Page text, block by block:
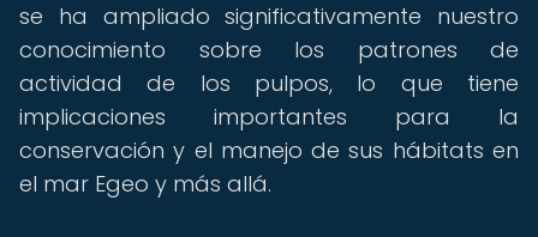
se ha ampliado significativamente nuestro
conocimiento sobre los patrones de
actividad de los pulpos, lo que tiene
implicaciones importantes para la
conservación y el manejo de sus hábitats en
el mar Egeo y más allá.